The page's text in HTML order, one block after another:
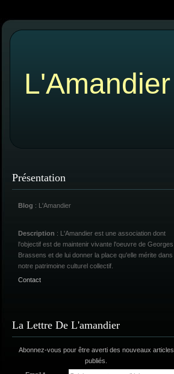
L'Amandier
Présentation
Blog : L'Amandier
Description : L'Amandier est une association dont
l'objectif est de maintenir vivante l'oeuvre de Georges
Brassens et de lui donner la place qu'elle mérite dans
notre patrimoine culturel collectif.
Contact
La Lettre De L'amandier
Abonnez-vous pour être averti des nouveaux articles
publiés.